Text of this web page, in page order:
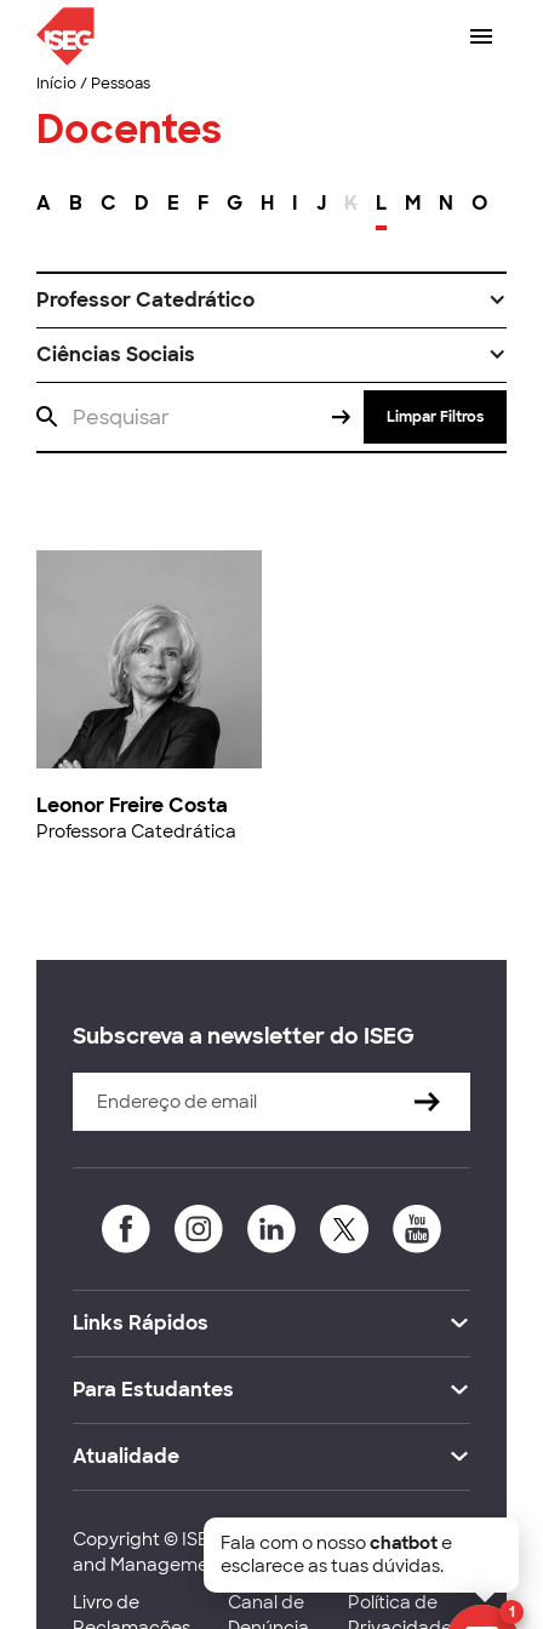
Início/ Pessoas
Docentes
A B C D E F G H I J K L M N O
Professor Catedrático
Ciências Sociais
Limpar Filtros
Leonor Freire Costa
Professora Catedrática
Subscreva a newsletter do ISEG
Links Rápidos
Para Estudantes
Atualidade
Copyright © ISEG Lisbon School of Economics
and Management 2026
Livro de
Canal de
Política de
1
Fala com o nossochatbote
esclarece as tuas dúvidas.